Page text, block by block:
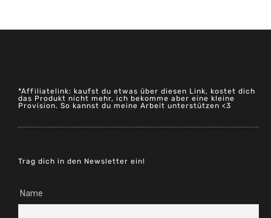
*Affiliatelink: kaufst du etwas über diesen Link, kostet dich
das Produkt nicht mehr, ich bekomme aber eine kleine
Provision. So kannst du meine Arbeit unterstützen <3
Trag dich in den Newsletter ein!
Name